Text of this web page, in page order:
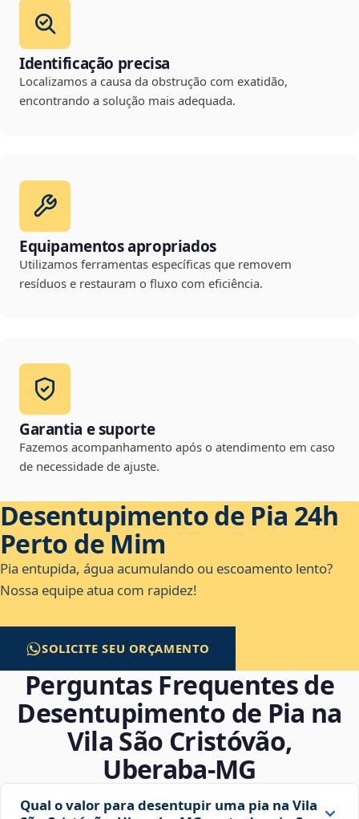
Identificação precisa
Localizamos a causa da obstrução com exatidão,
encontrando a solução mais adequada.
Equipamentos apropriados
Utilizamos ferramentas específicas que removem
resíduos e restauram o fluxo com eficiência.
Garantia e suporte
Fazemos acompanhamento após o atendimento em caso
de necessidade de ajuste.
Desentupimento de Pia 24h
Perto de Mim
Pia entupida, água acumulando ou escoamento lento?
Nossa equipe atua com rapidez!
SOLICITE SEU ORÇAMENTO
Perguntas Frequentes de
Desentupimento de Pia na
Vila São Cristóvão,
Uberaba‑MG
Qual o valor para desentupir uma pia na Vila